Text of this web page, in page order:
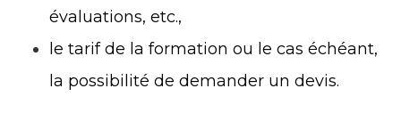
évaluations, etc.,
le tarif de la formation ou le cas échéant,
la possibilité de demander un devis.